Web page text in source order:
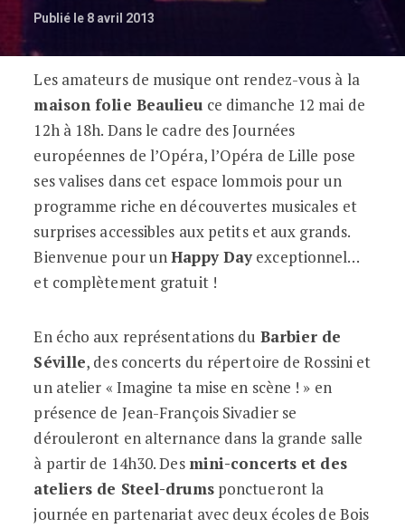
Publié le 8 avril 2013
L’Opéra s’invite à Lomme ce dimanche
Les amateurs de musique ont rendez-vous à la
maison folie Beaulieu ce dimanche 12 mai de
12h à 18h. Dans le cadre des Journées
européennes de l’Opéra, l’Opéra de Lille pose
ses valises dans cet espace lommois pour un
programme riche en découvertes musicales et
surprises accessibles aux petits et aux grands.
Bienvenue pour unHappy Dayexceptionnel…
et complètement gratuit !
En écho aux représentations du Barbier de
Séville, des concerts du répertoire de Rossini et
un atelier « Imagine ta mise en scène ! » en
présence de Jean-François Sivadier se
dérouleront en alternance dans la grande salle
à partir de 14h30. Des mini-concerts et des
ateliers de Steel-drumsponctueront la
journée en partenariat avec deux écoles de Bois